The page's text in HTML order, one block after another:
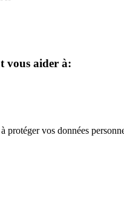
vous aider à:
protéger vos données